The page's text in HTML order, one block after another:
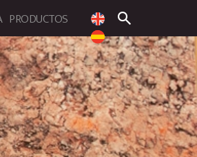
de Cuenca
PRODUCTOS